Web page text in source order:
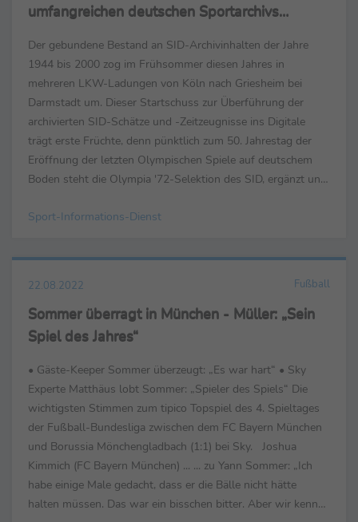
umfangreichen deutschen Sportarchivs
Der gebundene Bestand an SID-Archivinhalten der Jahre
1944 bis 2000 zog im Frühsommer diesen Jahres in
mehreren LKW-Ladungen von Köln nach Griesheim bei
Darmstadt um. Dieser Startschuss zur Überführung der
archivierten SID-Schätze und -Zeitzeugnisse ins Digitale
trägt erste Früchte, denn pünktlich zum 50. Jahrestag der
Eröffnung der letzten Olympischen Spiele auf deutschem
Boden steht die Olympia '72-Selektion des SID, ergänzt und
Sport-Informations-Dienst
22.08.2022 Fußball
Sommer überragt in München - Müller: „Sein
Spiel des Jahres“
• Gäste-Keeper Sommer überzeugt: „Es war hart“ • Sky
Experte Matthäus lobt Sommer: „Spieler des Spiels“ Die
wichtigsten Stimmen zum tipico Topspiel des 4. Spieltages
der Fußball-Bundesliga zwischen dem FC Bayern München
und Borussia Mönchengladbach (1:1) bei Sky. Joshua
Kimmich (FC Bayern München) ... ... zu Yann Sommer: „Ich
habe einige Male gedacht, dass er die Bälle nicht hätte
halten müssen. Das war ein bisschen bitter. Aber wir kennen